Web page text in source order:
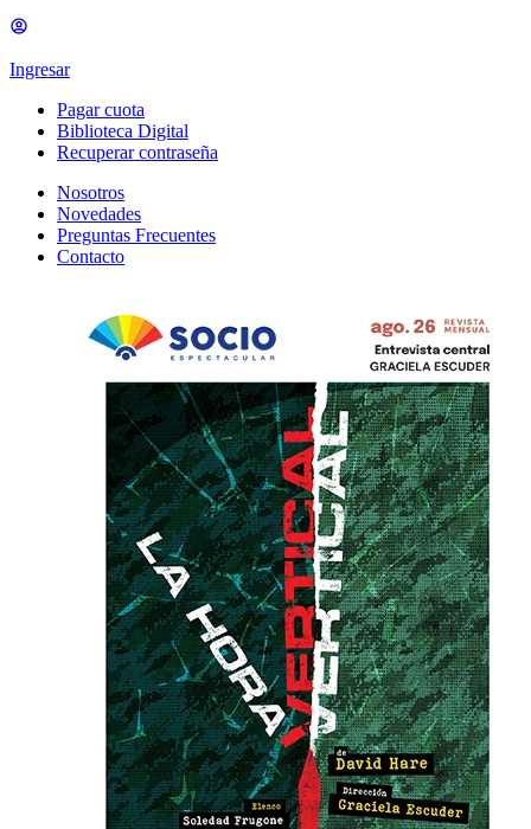
Ingresar
Pagar cuota
Biblioteca Digital
Recuperar contraseña
Nosotros
Novedades
Preguntas Frecuentes
Contacto